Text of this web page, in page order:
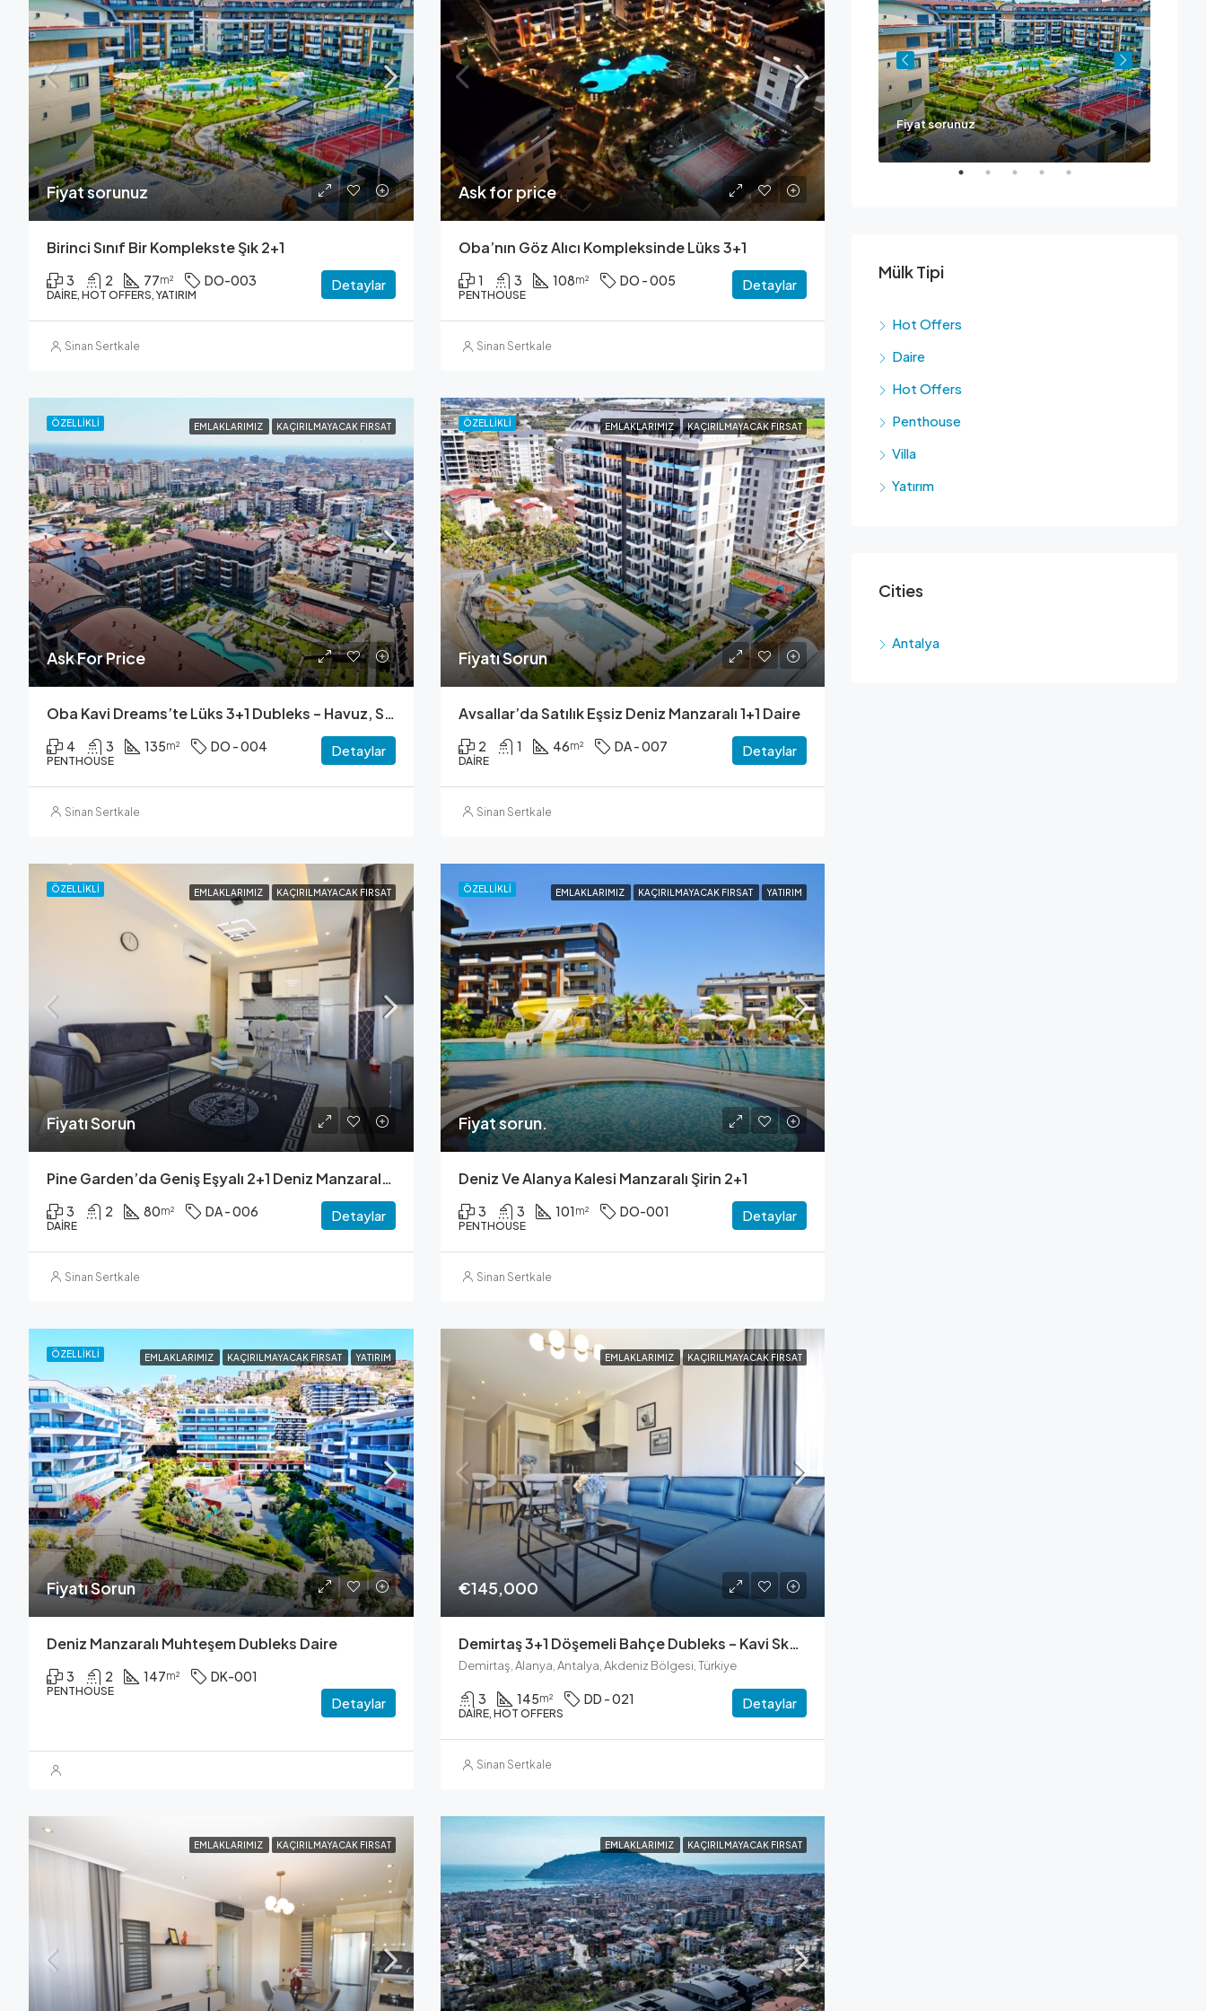
Fiyat sorunuz
Birinci Sınıf Bir Komplekste Şık 2+1
3 2 77m² DO-003
DAIRE, HOT OFFERS, YATIRIM
Detaylar
Sinan Sertkale
Ask for price
Oba’nın Göz Alıcı Kompleksinde Lüks 3+1
1 3 108m² DO - 005
PENTHOUSE
Detaylar
Sinan Sertkale
ÖZELLIKLI EMLAKLARIMIZ KAÇIRILMAYACAK FIRSAT
Ask For Price
Oba Kavi Dreams’te Lüks 3+1 Dubleks – Havuz, Sauna, Fitness Ve Daha Fazlası!
4 3 135m² DO - 004
PENTHOUSE
Detaylar
Sinan Sertkale
ÖZELLIKLI EMLAKLARIMIZ KAÇIRILMAYACAK FIRSAT
Fiyatı Sorun
Avsallar’da Satılık Eşsiz Deniz Manzaralı 1+1 Daire
2 1 46m² DA - 007
DAIRE
Detaylar
Sinan Sertkale
ÖZELLIKLI EMLAKLARIMIZ KAÇIRILMAYACAK FIRSAT
Fiyatı Sorun
Pine Garden’da Geniş Eşyalı 2+1 Deniz Manzaralı Daire
3 2 80m² DA - 006
DAIRE
Detaylar
Sinan Sertkale
ÖZELLIKLI EMLAKLARIMIZ KAÇIRILMAYACAK FIRSAT YATIRIM
Fiyat sorun.
Deniz Ve Alanya Kalesi Manzaralı Şirin 2+1
3 3 101 m² DO-001
PENTHOUSE
Detaylar
Sinan Sertkale
ÖZELLIKLI EMLAKLARIMIZ KAÇIRILMAYACAK FIRSAT YATIRIM
Fiyatı Sorun
Deniz Manzaralı Muhteşem Dubleks Daire
3 2 147m² DK-001
PENTHOUSE
Detaylar
EMLAKLARIMIZ KAÇIRILMAYACAK FIRSAT
€145,000
Demirtaş 3+1 Döşemeli Bahçe Dubleks – Kavi Skyland Konut
Demirtaş, Alanya, Antalya, Akdeniz Bölgesi, Türkiye
3 145m² DD - 021
DAIRE, HOT OFFERS
Detaylar
Sinan Sertkale
EMLAKLARIMIZ KAÇIRILMAYACAK FIRSAT EMLAKLARIMIZ KAÇIRILMAYACAK FIRSAT
Fiyatı Sorun Fiyat sorunuz
Mülk Tipi
Hot Offers
Daire
Hot Offers
Penthouse
Villa
Yatırım
Cities
Antalya